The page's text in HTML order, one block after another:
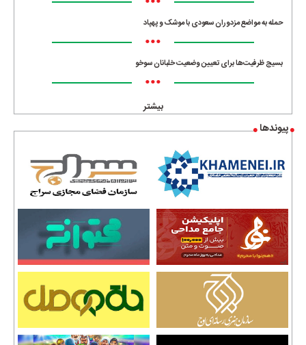
حمله به مواضع مزدوران سعودی با موشک و پهپاد
•••
بسیج ظرفیت‌ها برای تعیین وضعیت خلبانان سوخو
•••
بیشتر
پیوندها